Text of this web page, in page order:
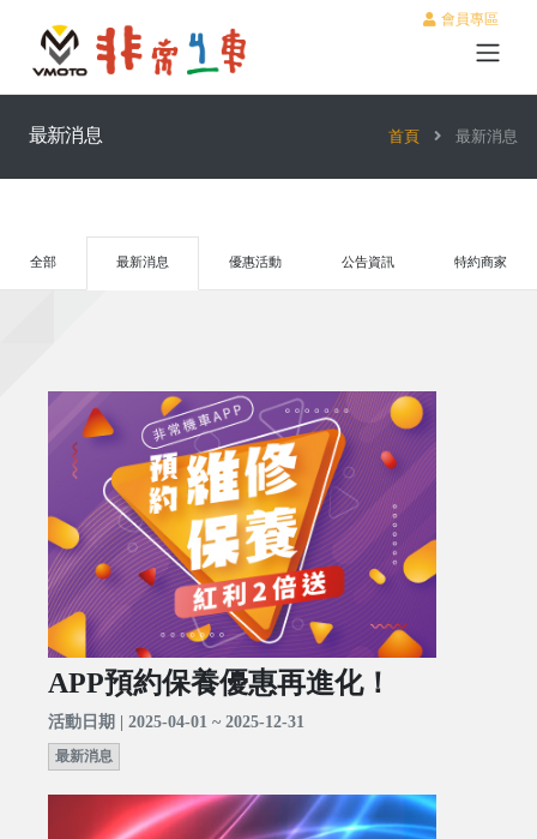
會員專區
最新消息 首頁 最新消息
全部 最新消息 優惠活動 公告資訊 特約商家
APP預約保養優惠再進化！
活動日期 | 2025-04-01 ~ 2025-12-31
最新消息